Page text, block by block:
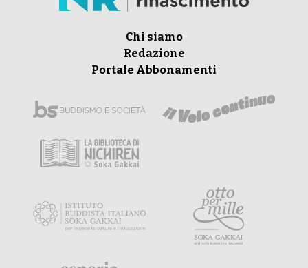
Chi siamo
Redazione
Portale Abbonamenti